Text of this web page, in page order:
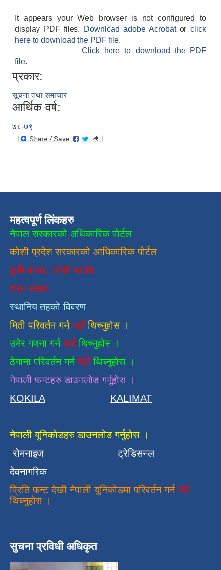
It appears your Web browser is not configured to
display PDF files.
Download adobe Acrobatorclick
here to download the PDF file.
Click here to download the PDF
file.
प्रकार:
सूचना तथा समाचार
आर्थिक वर्ष:
७८-७९
महत्वपूर्ण लिंकहरु
नेपाल सरकारको अधिकारिक पोर्टल
कोशी प्रदेश सरकारको आधिकारिकपाेर्टल
कृषि बजार, कोशी प्रदेश
श्रम संसार
स्थानिय तहको विवरण
मिती परिवर्तन गर्न यहाँ थिच्नुहोस ।
उमेर गणना गर्नयहाँथिच्नुहोस ।
ठेगाना परिवर्तन गर्नयहाँ थिच्नुहोस ।
नेपाली फन्टहरु डाउनलोड गर्नुहोस ।
KOKILA
KALIMAT
नेपाली युनिकोडहरु डाउनलोड गर्नुहोस ।
रोमनाइज
ट्रेडिसनल
देवनागरिक
प्रिति फन्ट देखी नेपाली युनिकोडमा परिवर्तन गर्न यहां
थिच्नुहोस ।
सुचना प्रविधी अधिकृत